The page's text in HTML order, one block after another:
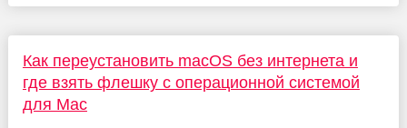
Как переустановить macOS без интернета и
где взять флешку с операционной системой
для Mac